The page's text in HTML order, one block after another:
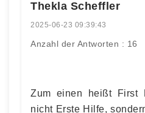
Thekla Scheffler
2025-06-23 09:39:43
Anzahl der Antworten : 16
Zum einen heißt First
nicht Erste Hilfe,